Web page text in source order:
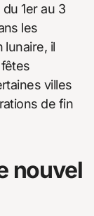
1er au 3
les
lunaire, il
villes
de fin
nouvel